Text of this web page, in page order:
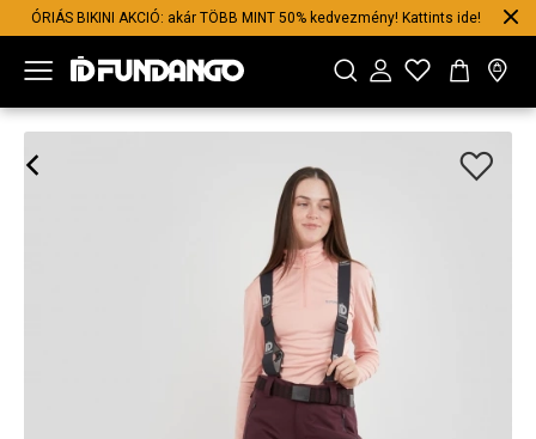
ÓRIÁS BIKINI AKCIÓ: akár TÖBB MINT 50% kedvezmény! Kattints ide!